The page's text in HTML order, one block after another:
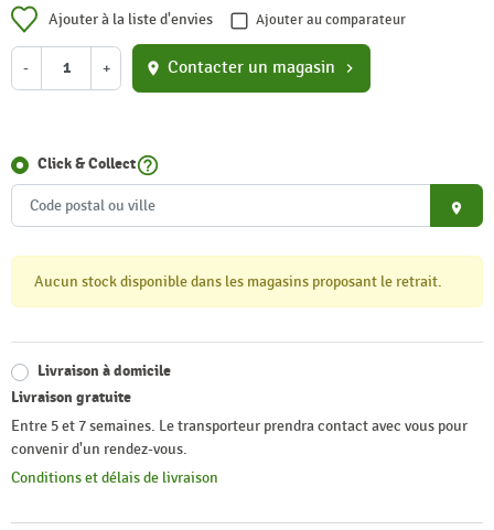
Ajouter à la liste d'envies Ajouter au comparateur
- + location_on Contacter un magasin chevron_right
Click & Collecthelp_outline
place
Aucun stock disponible dans les magasins proposant le retrait.
Livraison à domicile
Livraison gratuite
Entre 5 et 7 semaines. Le transporteur prendra contact avec vous pour
convenir d'un rendez-vous.
Conditions et délais de livraison